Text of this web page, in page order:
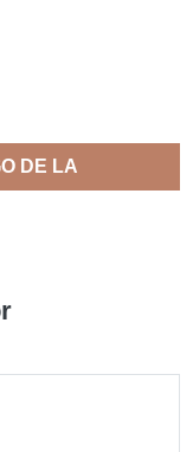
DE LA